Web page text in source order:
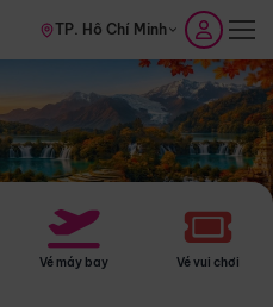
TP. Hồ Chí Minh
Vé máy bay Vé vui chơi